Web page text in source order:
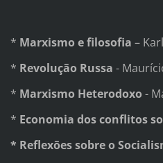
* Marxismo e filosofia –
* Revolução Russa -
* Marxismo Heterodoxo -
* Economia dos conflitos
* Reflexões sobre o